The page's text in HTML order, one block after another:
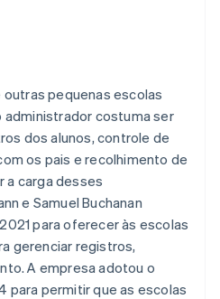
pequenas escolas
administrador costuma ser
dos alunos, controle de
os pais e recolhimento de
a carga desses
e Samuel Buchanan
para oferecer às escolas
gerenciar registros,
A empresa adotou o
para permitir que as escolas